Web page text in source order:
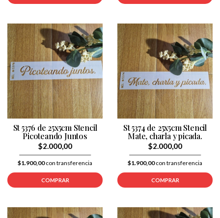
St 5376 de 25x5cm Stencil
Picoteando Juntos
$2.000,00
$1.900,00con transferencia
COMPRAR
St 5374 de 25x5cm Stencil
Mate, charla y picada.
$2.000,00
$1.900,00con transferencia
COMPRAR